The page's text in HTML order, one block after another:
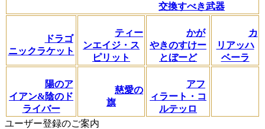
交換すべき武器
ドラゴ
ニックラケット
ティー
ンエイジ・ス
ピリット
かが
やきのすけー
とぼーど
カ
リアッハ
ベーラ
陽のア
イアン&陰のド
ライバー
慈愛の
旗
アフ
ィラート・コ
ルテッロ
ユーザー登録のご案内